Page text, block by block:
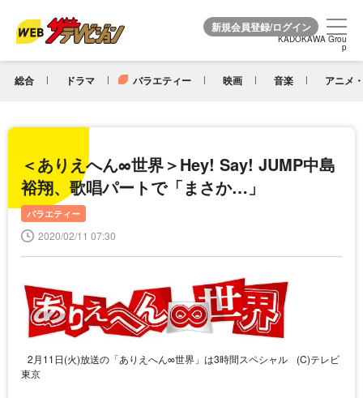
KADOKAWA Grou
p
総合 ドラマ バラエティー 映画 音楽 アニメ
KADOKAWA Grou
p
＜ありえへん∞世界＞Hey! Say! JUMP中島
裕翔、歌唱パートで「まさか…」
バラエティー
2020/02/11 07:30
2月11日(火)放送の「ありえへん∞世界」は3時間スペシャル
(C)テレビ
東京